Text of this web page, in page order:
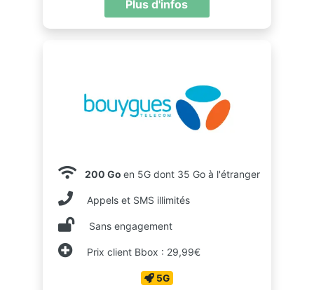
Plus d'infos
200 Go en 5G dont 35 Go à l'étranger
Appels et SMS illimités
Sans engagement
Prix client Bbox : 29,99€
5G